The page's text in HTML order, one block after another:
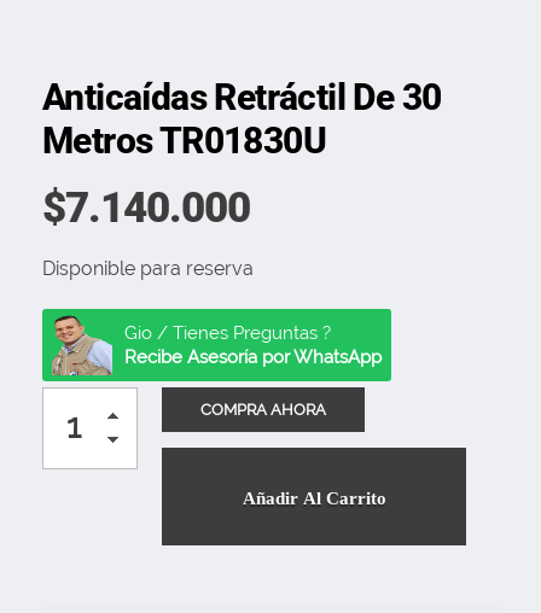
Anticaídas Retráctil De 30
Metros TR01830U
$7.140.000
Disponible para reserva
Gio / Tienes Preguntas ?
Recibe Asesoría por WhatsApp
Añadir Al Carrito